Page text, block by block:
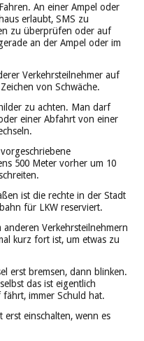
An einer Ampel oder
erlaubt, SMS zu
zu überprüfen oder auf
an der Ampel oder im
Verkehrsteilnehmer auf
von Schwäche.
zu achten. Man darf
einer Abfahrt von einer
500 Meter vorher um 10
ist die rechte in der Stadt
für LKW reserviert.
Verkehrsteilnehmern
kurz fort ist, um etwas zu
erst bremsen, dann blinken.
das ist eigentlich
immer Schuld hat.
erst einschalten, wenn es